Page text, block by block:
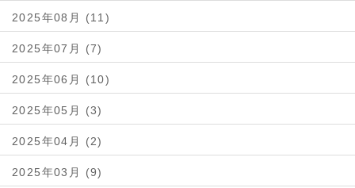
2025年08月 (11)
2025年07月 (7)
2025年06月 (10)
2025年05月 (3)
2025年04月 (2)
2025年03月 (9)